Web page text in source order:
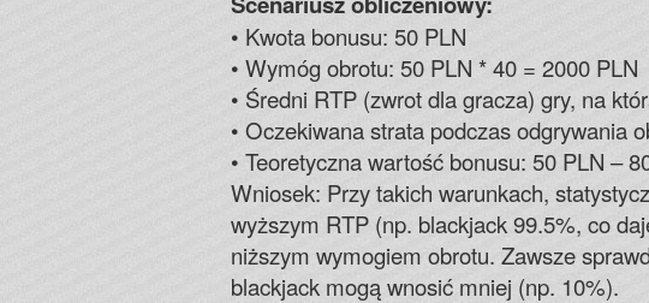
• Kwota bonusu: 50 PLN
• Wymóg obrotu: 50 PLN * 40 = 2000 PLN
• Średni RTP (zwrot dla gracza) gry, na
• Oczekiwana strata podczas odgrywania
• Teoretyczna wartość bonusu: 50 PLN –
Wniosek: Przy takich warunkach,
wyższym RTP (np. blackjack 99.5%, co
niższym wymogiem obrotu. Zawsze
blackjack mogą wnosić mniej (np. 10%).